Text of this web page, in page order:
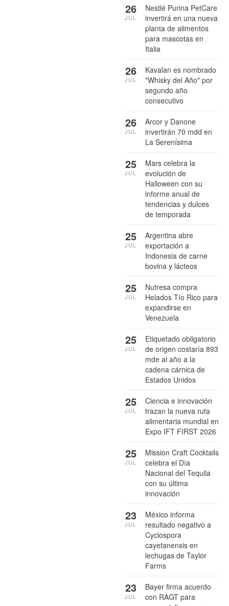
Nestlé Purina PetCare
invertirá en una nueva
planta de alimentos
para mascotas en
Italia
26
JUL
Kavalan es nombrado
"Whisky del Año" por
segundo año
consecutivo
26
JUL
Arcor y Danone
invertirán 70 mdd en
La Serenísima
26
JUL
Mars celebra la
evolución de
Halloween con su
informe anual de
tendencias y dulces
de temporada
25
JUL
Argentina abre
exportación a
Indonesia de carne
bovina y lácteos
25
JUL
Nutresa compra
Helados Tío Rico para
expandirse en
Venezuela
25
JUL
Etiquetado obligatorio
de origen costaría 893
mde al año a la
cadena cárnica de
Estados Unidos
25
JUL
Ciencia e innovación
trazan la nueva ruta
alimentaria mundial en
Expo IFT FIRST 2026
25
JUL
Mission Craft Cocktails
celebra el Día
Nacional del Tequila
con su última
innovación
25
JUL
México informa
resultado negativo a
Cyclospora
cayetanensis en
lechugas de Taylor
Farms
23
JUL
Bayer firma acuerdo
con RAGT para
23
JUL